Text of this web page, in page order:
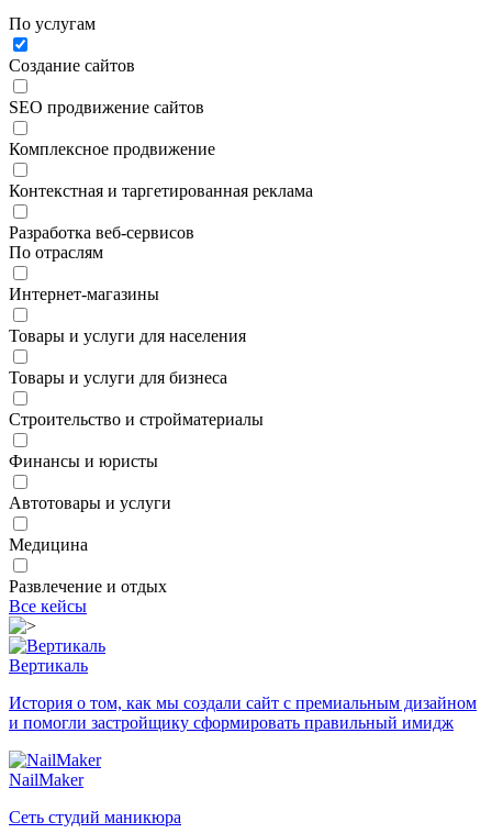
По услугам
Создание сайтов
SEO продвижение сайтов
Комплексное продвижение
Контекстная и таргетированная реклама
Разработка веб-сервисов
По отраслям
Интернет-магазины
Товары и услуги для населения
Товары и услуги для бизнеса
Строительство и стройматериалы
Финансы и юристы
Автотовары и услуги
Медицина
Развлечение и отдых
Все кейсы
Вертикаль
История о том, как мы создали сайт с премиальным дизайном
и помогли застройщику сформировать правильный имидж
NailMaker
Сеть студий маникюра